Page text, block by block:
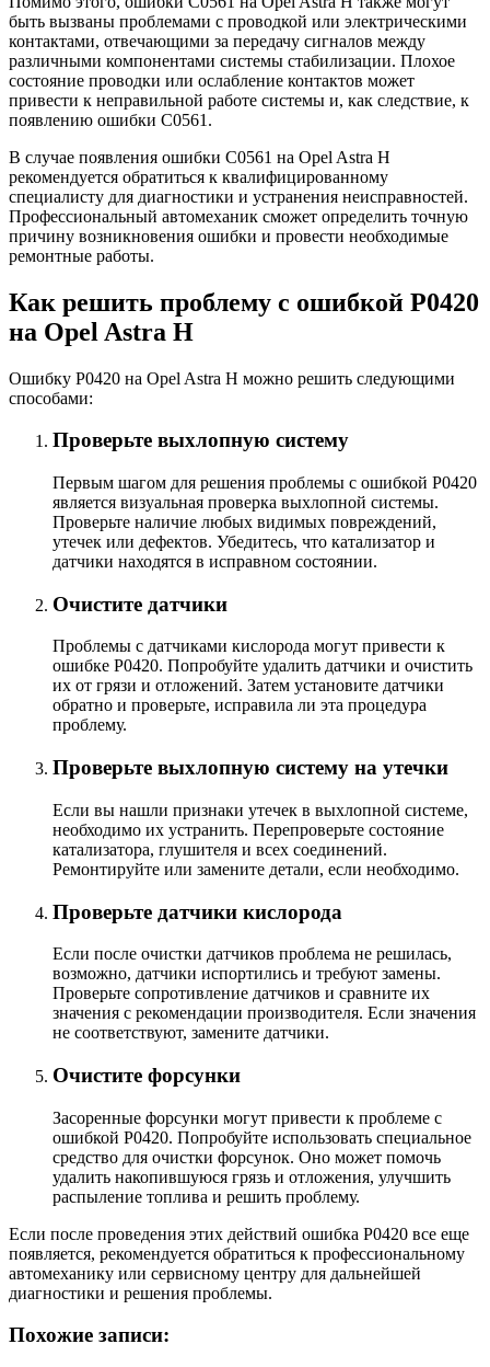
быть вызваны проблемами с проводкой или электрическими
контактами, отвечающими за передачу сигналов между
различными компонентами системы стабилизации. Плохое
состояние проводки или ослабление контактов может
привести к неправильной работе системы и, как следствие, к
появлению ошибки C0561.
В случае появления ошибки C0561 на Opel Astra H
рекомендуется обратиться к квалифицированному
специалисту для диагностики и устранения неисправностей.
Профессиональный автомеханик сможет определить точную
причину возникновения ошибки и провести необходимые
ремонтные работы.
Как решить проблему с ошибкой P0420
на Opel Astra H
Ошибку P0420 на Opel Astra H можно решить следующими
способами:
Проверьте выхлопную систему
Первым шагом для решения проблемы с ошибкой P0420
является визуальная проверка выхлопной системы.
Проверьте наличие любых видимых повреждений,
утечек или дефектов. Убедитесь, что катализатор и
датчики находятся в исправном состоянии.
Очистите датчики
Проблемы с датчиками кислорода могут привести к
ошибке P0420. Попробуйте удалить датчики и очистить
их от грязи и отложений. Затем установите датчики
обратно и проверьте, исправила ли эта процедура
проблему.
Проверьте выхлопную систему на утечки
Если вы нашли признаки утечек в выхлопной системе,
необходимо их устранить. Перепроверьте состояние
катализатора, глушителя и всех соединений.
Ремонтируйте или замените детали, если необходимо.
Проверьте датчики кислорода
Если после очистки датчиков проблема не решилась,
возможно, датчики испортились и требуют замены.
Проверьте сопротивление датчиков и сравните их
значения с рекомендации производителя. Если значения
не соответствуют, замените датчики.
Очистите форсунки
Засоренные форсунки могут привести к проблеме с
ошибкой P0420. Попробуйте использовать специальное
средство для очистки форсунок. Оно может помочь
удалить накопившуюся грязь и отложения, улучшить
распыление топлива и решить проблему.
Если после проведения этих действий ошибка P0420 все еще
появляется, рекомендуется обратиться к профессиональному
автомеханику или сервисному центру для дальнейшей
диагностики и решения проблемы.
Похожие записи: